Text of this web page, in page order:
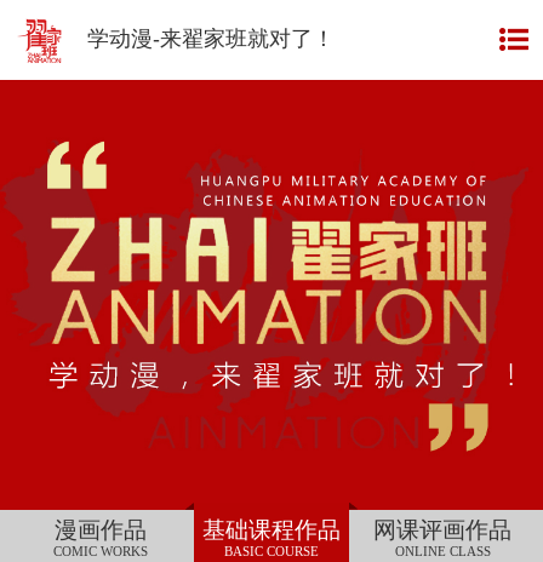
学动漫-来翟家班就对了！
INFORMATION
EXAMPLE
班型
CLASS TYPE
视频
VIDEO
作品
WORKS
师资
TEACHERS
翟家班
ONLINE SCHOOL
漫画作品
COMIC WORKS
基础课程作品
BASIC COURSE
网课评画作品
ONLINE CLASS